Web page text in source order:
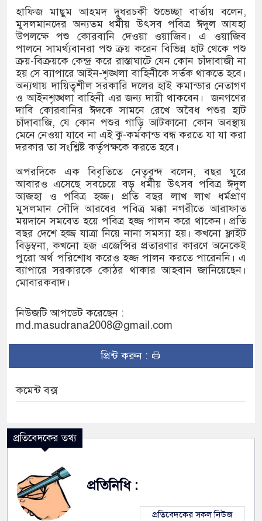
রাসিক প্রশাসকের
জুলাই গণঅভ্যুত্থান সম্পর্কিত বিজয় মিছিল
প্রদান
অভিযানে মাদক কারবারী গ্রেপ্তার, ৬
হাফিজ মাছুম আহমদ দুধরচকী শুভেচ্ছা বার্তায় বলেন,
মুসলমানদের অন্যতম ধর্মীয় উৎসব পবিত্র ঈদুল আযহা
উপলক্ষে পশু কোরবানি দেওয়া ওয়াজিব। এ ওয়াজিব
পালনে সামর্থ্যবানরা পশু ক্রয় করেন বিভিন্ন হাট থেকে পশু
ক্রয়-বিক্রয়কে কেন্দ্র করে রাস্তাঘাটে যেন কোন চাঁদাবাজী না
হয় সে ব্যাপারে আইন-শৃঙ্খলা বাহিনীকে সর্তক থাকতে হবে।
অন্যথায় দায়িত্বশীল সরকারি দলের হাই কমান্ডার নেতাগণ
ও আইনশৃঙ্খলা বাহিনী এর জন্য দায়ী থাকবেন। জনগণের
দাবি কোরবানির ঈদকে সামনে রেখে অবৈধ পশুর হাট
চাঁদাবাজি, যে কোন পশুর গাড়ি আটকানো কোন অবস্থায়
মেনে নেওয়া যাবে না এই কু-কর্মকান্ড বন্ধ করতে যা যা করা
দরকার তা সংশ্লিষ্ট কর্তৃপক্ষকে করতে হবে।
অপরদিকে এক বিবৃতিতে নেতৃবৃন্দ বলেন, বছর ঘুরে
আবারও এসেছে সবচেয়ে বড় ধর্মীয় উৎসব পবিত্র ঈদুল
আজহা ও পবিত্র হজ্জ। প্রতি বছর লাখ লাখ ধর্মপ্রাণ
মুসলমান সৌদি আরবের পবিত্র মক্কা নগরীতে আরাফাত
ময়দানে সমবেত হয়ে পবিত্র হজ্জ পালন করে থাকেন। প্রতি
বছর দেশে হজ্জ যাত্রা নিয়ে নানা সমস্যা হয়। কখনো ফ্লাইট
বিড়ম্বনা, কখনো হজ এজেন্সির প্রতারণার কারণে অনেকেই
পুরো অর্থ পরিশোধ করেও হজ্জ পালন করতে পারেননি। এ
ব্যাপারে সরকারকে কোঠর থাকার আহবান জানিয়েছেন।
মোবারকবাদ।
নিউজটি আপডেট করেছেন :
md.masudrana2008@gmail.com
প্রিন্ট করুন :
কমেন্ট বক্স
প্রতিবেদকের তথ্য
প্রতিনিধি :
প্রতিবেদকের সকল নিউজ